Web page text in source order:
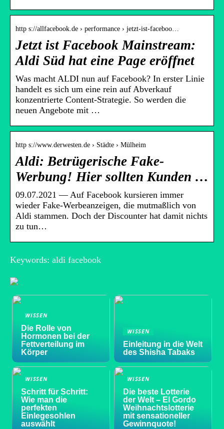
http s://allfacebook.de › performance › jetzt-ist-faceboo…
Jetzt ist Facebook Mainstream:
Aldi Süd hat eine Page eröffnet
Was macht ALDI nun auf Facebook? In erster Linie
handelt es sich um eine rein auf Abverkauf
konzentrierte Content-Strategie. So werden die
neuen Angebote mit …
http s://www.derwesten.de › Städte › Mülheim
Aldi: Betrügerische Fake-
Werbung! Hier sollten Kunden …
09.07.2021 — Auf Facebook kursieren immer
wieder Fake-Werbeanzeigen, die mutmaßlich von
Aldi stammen. Doch der Discounter hat damit nichts
zu tun…
Keywords: aldi facebook
WISSEN
Die Rolle von
Hormonen bei der
Fettverteilung im
Körper
WISSEN
Einleitung in die Welt
des Shisha Tabaks
WISSEN
Schritt für Schritt:
Wie man die
perfekten
Einlegesohlen
auswählt
WISSEN
Die beste Lotterie
der Welt – El Gordo
Weihnachtslotterie
mit sensationeller
Gewinnquote!